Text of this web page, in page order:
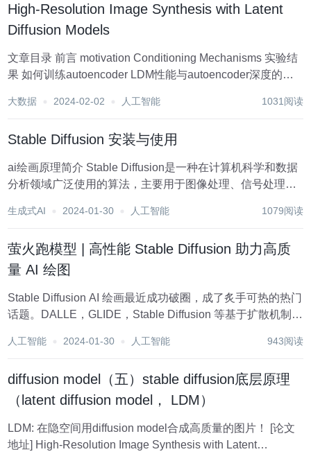
High-Resolution Image Synthesis with Latent
Diffusion Models
文章目录 前言 motivation Conditioning Mechanisms 实验结
果 如何训练autoencoder LDM性能与autoencoder深度的联
sota方法比...
大数据 2024-02-02 人工智能 1031阅读
Stable Diffusion 安装与使用
ai绘画原理简介 Stable Diffusion是一种在计算机科学和数据
分析领域广泛使用的算法，主要用于图像处理、信号处理、
散处理，以达到数据平滑的效果，同时可以消除一些噪音和
生成式AI 2024-01-30 人工智能 1079阅读
萤火跑模型 | 高性能 Stable Diffusion 助力高质
量 AI 绘图
Stable Diffusion AI 绘画最近成功破圈，成了炙手可热的热门
话题。DALLE，GLIDE，Stable Diffusion 等基于扩散机制的
人工智能 2024-01-30 人工智能 943阅读
diffusion model（五）stable diffusion底层原理
（latent diffusion model， LDM）
LDM: 在隐空间用diffusion model合成高质量的图片！ [论文
地址] High-Resolution Image Synthesis with Latent